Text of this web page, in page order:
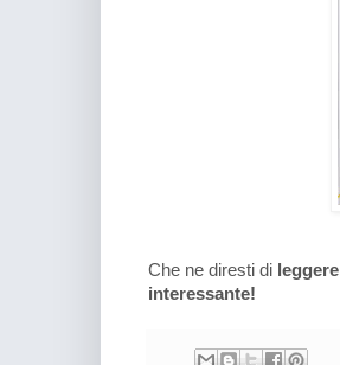
Che ne diresti di leggere
interessante!